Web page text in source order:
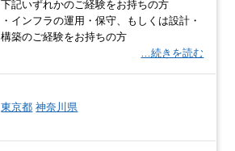
下記いずれかのご経験をお持ちの方
・インフラの運用・保守、もしくは設計・
構築のご経験をお持ちの方
…続きを読む
東京都 神奈川県